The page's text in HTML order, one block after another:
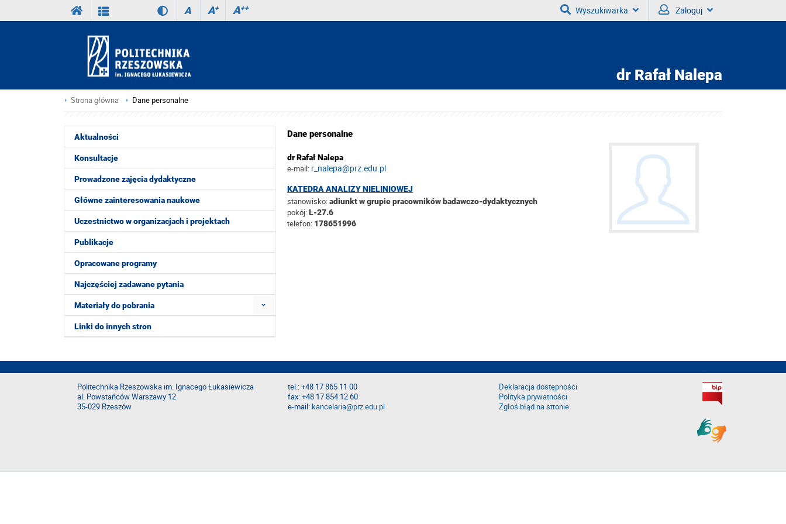
A A+ A++ Wyszukiwarka Zaloguj
dr Rafał Nalepa
Strona główna Dane personalne
Aktualności
Konsultacje
Prowadzone zajęcia dydaktyczne
Główne zainteresowania naukowe
Uczestnictwo w organizacjach i projektach
Publikacje
Opracowane programy
Najczęściej zadawane pytania
Materiały do pobrania
Linki do innych stron
Dane personalne
dr Rafał Nalepa
e-mail: r_nalepa@prz.edu.pl
KATEDRA ANALIZY NIELINIOWEJ
stanowisko:adiunkt w grupie pracowników badawczo-dydaktycznych
pokój:L-27.6
telefon: 178651996
Politechnika Rzeszowska im. Ignacego Łukasiewicza
al. Powstańców Warszawy 12
35-029 Rzeszów
tel.: +48 17 865 11 00
fax: +48 17 854 12 60
e-mail:kancelaria@prz.edu.pl
Deklaracja dostępności
Polityka prywatności
Zgłoś błąd na stronie